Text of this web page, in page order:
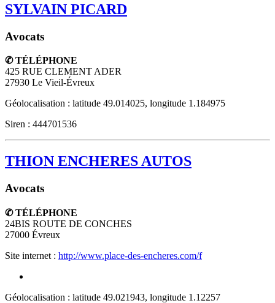
SYLVAIN PICARD
Avocats
✆ TÉLÉPHONE
425 RUE CLEMENT ADER
27930 Le Vieil-Évreux
Géolocalisation : latitude 49.014025, longitude 1.184975
Siren : 444701536
THION ENCHERES AUTOS
Avocats
✆ TÉLÉPHONE
24BIS ROUTE DE CONCHES
27000 Évreux
Site internet : http://www.place-des-encheres.com/f
Géolocalisation : latitude 49.021943, longitude 1.12257